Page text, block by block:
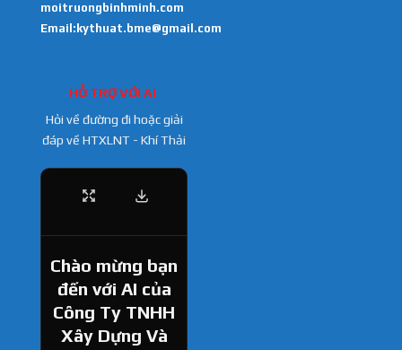
moitruongbinhminh.com
Email:kythuat.bme@gmail.com
HỖ TRỢ VỚI AI
Hỏi về đường đi hoặc giải
đáp về HTXLNT - Khí Thải
Chào mừng bạn
đến với AI của
Công Ty TNHH
Xây Dựng Và